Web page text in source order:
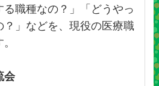
る職種なの？」「どうやっ
？」などを、現役の医療職
会